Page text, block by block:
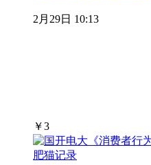
2月29日 10:13
￥3